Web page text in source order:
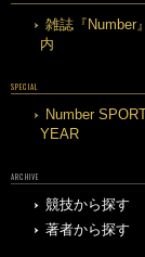
雑誌『Number
内
SPECIAL
Number
YEAR
ARCHIVE
競技から探す
著者から探す